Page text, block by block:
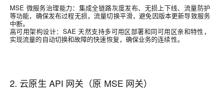
MSE 微服务治理能力：集成全链路灰度发布、无损上下线、流量防护
等功能，确保发布过程无损，流量切换平滑，避免因版本更新导致服务
中断。
高可用架构设计： SAE天然支持多可用区部署和同可用区亲和特性，
实现流量的自动切换和故障的快速恢复，确保业务的连续性。
2. 云原生 API 网关（原 MSE 网关）